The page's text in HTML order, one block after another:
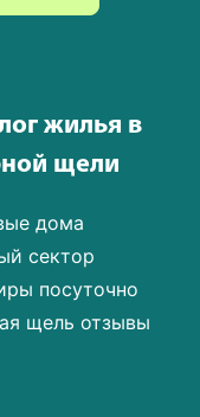
жилья в
щели
дома
сектор
посуточно
щель отзывы